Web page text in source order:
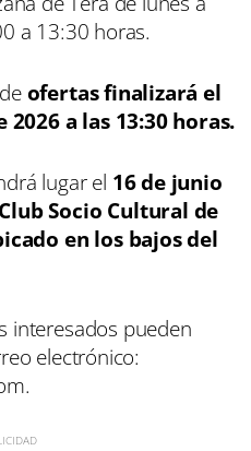
a 13:30 horas.
ofertas finalizará el
a las 13:30 horas.
lugar el 16 de junio
Socio Cultural de
en los bajos del
interesados pueden
electrónico: